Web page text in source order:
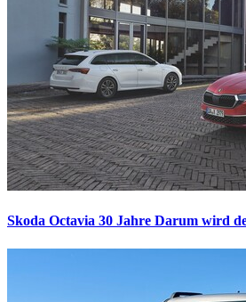
Skoda Octavia 30 Jahre Darum wird